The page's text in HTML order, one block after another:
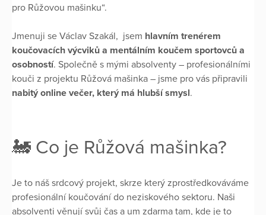
pro Růžovou mašinku“.
Jmenuji se Václav Szakál, jsem hlavním trenérem
koučovacích výcviků a mentálním koučem sportovců a
osobností. Společně s mými absolventy – profesionálními
kouči z projektu Růžová mašinka – jsme pro vás připravili
nabitý online večer, který má hlubší smysl.
🚂 Co je Růžová mašinka?
Je to náš srdcový projekt, skrze který zprostředkováváme
profesionální koučování do neziskového sektoru. Naši
absolventi věnují svůj čas a um zdarma tam, kde je to